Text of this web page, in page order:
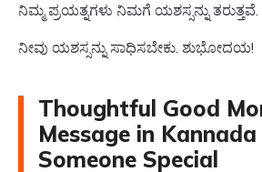
ನಿಮ್ಮ ಪ್ರಯತ್ನಗಳು ನಿಮಗೆ ಯಶಸ್ಸನ್ನು
ನೀವು ಯಶಸ್ಸನ್ನು ಸಾಧಿಸಬೇಕು. ಶುಭೋದಯ!
Thoughtful Good
Message in
Someone Special